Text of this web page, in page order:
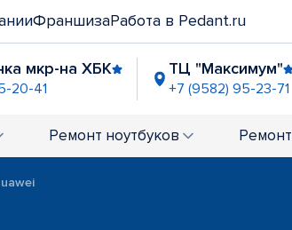
ФраншизаРабота в Pedant.ru
мкр-на ХБК
20-41
ТЦ "Максимум"
+7 (9582) 95-23-71
Ремонт ноутбуков Ремонт